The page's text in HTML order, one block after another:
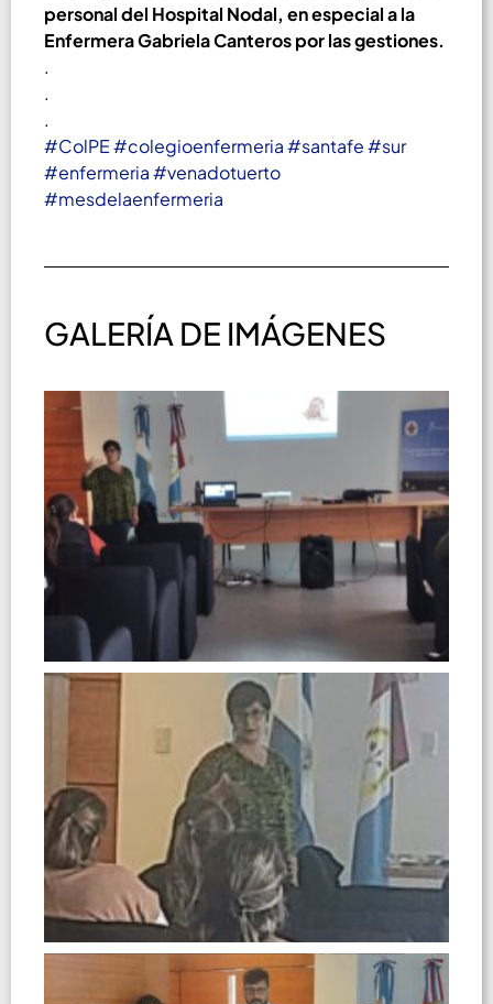
personal del Hospital Nodal, en especial a la
Enfermera Gabriela Canteros por las gestiones.
.
.
.
#ColPE#colegioenfermeria#santafe#sur
#enfermeria#venadotuerto
#mesdelaenfermeria
GALERÍA DE IMÁGENES